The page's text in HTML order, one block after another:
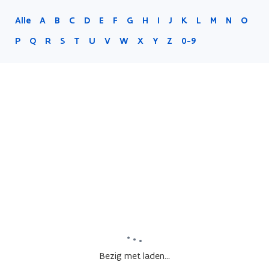
Alle A B C D E F G H I J K L M N
O
P
Q R S T U V W X Y Z 0-9
Bezig met laden...